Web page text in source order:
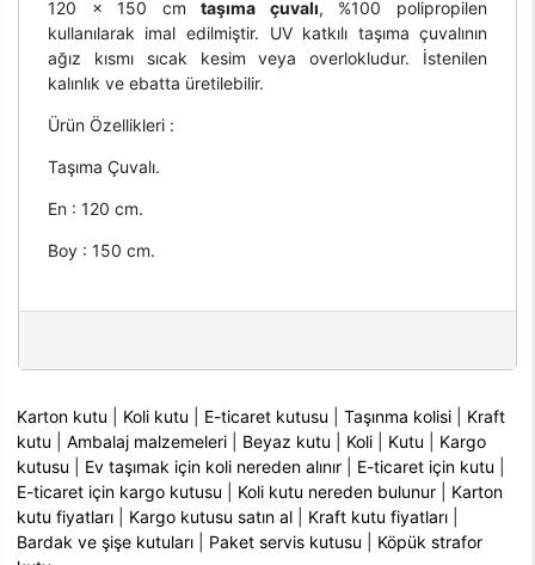
120 x 150 cmtaşıma çuvalı, %100 polipropilen
kullanılarak imal edilmiştir. UV katkılı taşıma çuvalının
ağız kısmı sıcak kesim veya overlokludur. İstenilen
kalınlık ve ebatta üretilebilir.
Ürün Özellikleri :
Taşıma Çuvalı.
En : 120 cm.
Boy : 150 cm.
Karton kutu Koli kutu E-ticaret kutusu |Taşınma kolisi
Kraft
kutu |Ambalaj malzemeleri Beyaz kutu Koli Kutu
Kargo
kutusu
Ev taşımak için koli nereden alınır E-ticaret için kutu
E-ticaret için kargo kutusu
Koli kutu nereden bulunur
Karton
kutu fiyatları
Kargo kutusu satın al Kraft kutu fiyatları
Bardak ve şişe kutuları
Paket servis kutusu
Köpük strafor